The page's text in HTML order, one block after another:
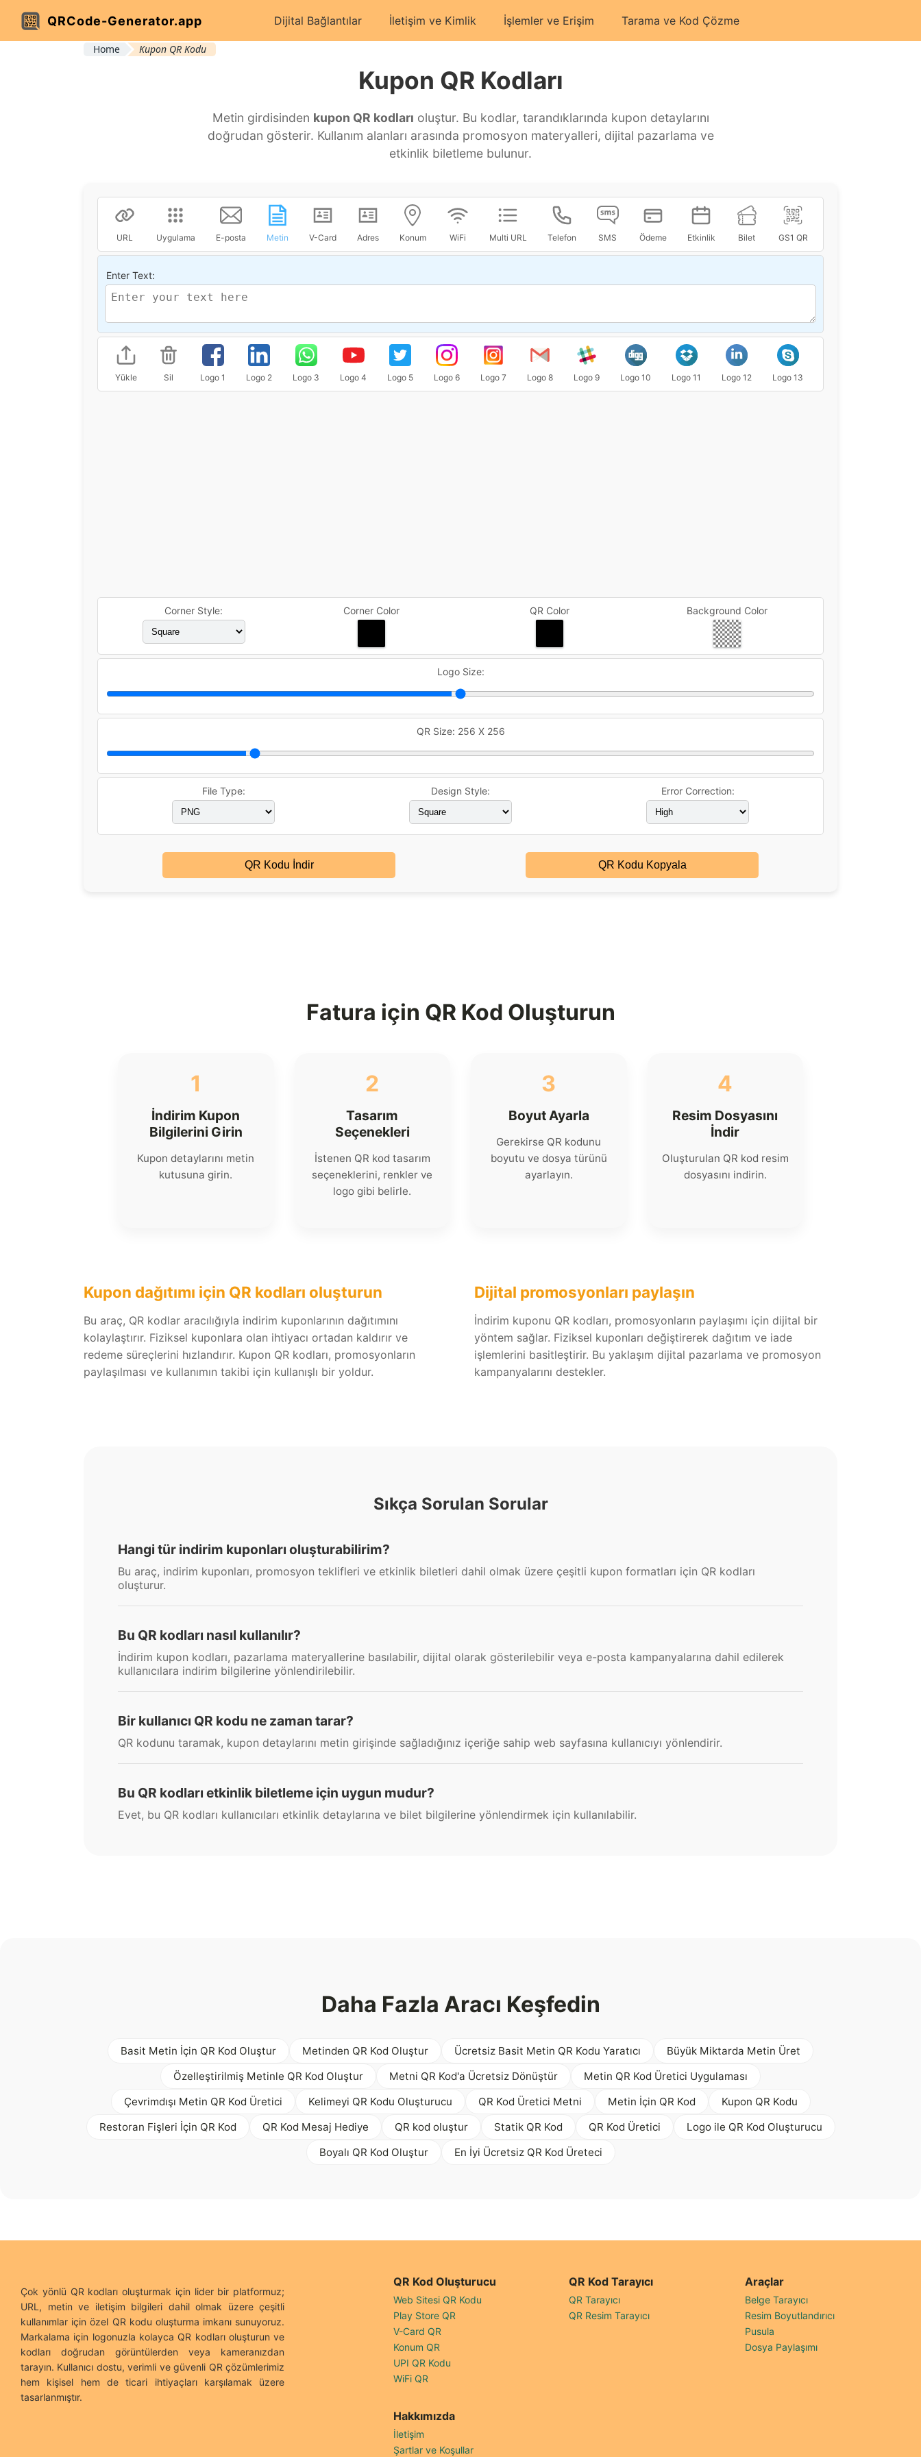
QRCode-Generator.app Dijital Bağlantılar İletişim ve Kimlik İşlemler ve Erişim Tarama ve Kod Çözme
Home Kupon QR Kodu
Kupon QR Kodları
Metin girdisinden kupon QR kodları oluştur. Bu kodlar, tarandıklarında kupon detaylarını
doğrudan gösterir. Kullanım alanları arasında promosyon materyalleri, dijital pazarlama ve
etkinlik biletleme bulunur.
URL Uygulama E-posta Metin V-Card Adres Konum WiFi Multi URL Telefon SMS Ödeme Etkinlik Bilet GS1 QR
Enter Text:
Yükle Sil Logo 1 Logo 2 Logo 3 Logo 4 Logo 5 Logo 6 Logo 7 Logo 8 Logo 9 Logo 10 Logo 11 Logo 12 Logo 13
Corner Style: Corner Color QR Color Background Color
Logo Size:
QR Size: 256 X 256
File Type: Design Style: Error Correction:
QR Kodu İndir QR Kodu Kopyala
Fatura için QR Kod Oluşturun
1
İndirim Kupon
Bilgilerini Girin
Kupon detaylarını metin
kutusuna girin.
2
Tasarım
Seçenekleri
İstenen QR kod tasarım
seçeneklerini, renkler ve
logo gibi belirle.
3
Boyut Ayarla
Gerekirse QR kodunu
boyutu ve dosya türünü
ayarlayın.
4
Resim Dosyasını
İndir
Oluşturulan QR kod resim
dosyasını indirin.
Kupon dağıtımı için QR kodları oluşturun
Bu araç, QR kodlar aracılığıyla indirim kuponlarının dağıtımını
kolaylaştırır. Fiziksel kuponlara olan ihtiyacı ortadan kaldırır ve
redeme süreçlerini hızlandırır. Kupon QR kodları, promosyonların
paylaşılması ve kullanımın takibi için kullanışlı bir yoldur.
Dijital promosyonları paylaşın
İndirim kuponu QR kodları, promosyonların paylaşımı için dijital bir
yöntem sağlar. Fiziksel kuponları değiştirerek dağıtım ve iade
işlemlerini basitleştirir. Bu yaklaşım dijital pazarlama ve promosyon
kampanyalarını destekler.
Sıkça Sorulan Sorular
Hangi tür indirim kuponları oluşturabilirim?
Bu araç, indirim kuponları, promosyon teklifleri ve etkinlik biletleri dahil olmak üzere çeşitli kupon formatları için QR kodları
oluşturur.
Bu QR kodları nasıl kullanılır?
İndirim kupon kodları, pazarlama materyallerine basılabilir, dijital olarak gösterilebilir veya e-posta kampanyalarına dahil edilerek
kullanıcılara indirim bilgilerine yönlendirilebilir.
Bir kullanıcı QR kodu ne zaman tarar?
QR kodunu taramak, kupon detaylarını metin girişinde sağladığınız içeriğe sahip web sayfasına kullanıcıyı yönlendirir.
Bu QR kodları etkinlik biletleme için uygun mudur?
Evet, bu QR kodları kullanıcıları etkinlik detaylarına ve bilet bilgilerine yönlendirmek için kullanılabilir.
Daha Fazla Aracı Keşfedin
Basit Metin İçin QR Kod Oluştur Metinden QR Kod Oluştur Ücretsiz Basit Metin QR Kodu Yaratıcı
Büyük Miktarda Metin Üret
Özelleştirilmiş Metinle QR Kod Oluştur
Metni QR Kod'a Ücretsiz Dönüştür
Metin QR Kod Üretici Uygulaması
Çevrimdışı Metin QR Kod Üretici
Kelimeyi QR Kodu Oluşturucu QR Kod Üretici Metni Metin İçin QR Kod
Kupon QR Kodu
Restoran Fişleri İçin QR Kod
QR Kod Mesaj Hediye QR kod oluştur Statik QR Kod QR Kod Üretici
Logo ile QR Kod Oluşturucu
Boyalı QR Kod Oluştur
En İyi Ücretsiz QR Kod Üreteci
Çok yönlü QR kodları oluşturmak için lider bir platformuz;
URL, metin ve iletişim bilgileri dahil olmak üzere çeşitli
kullanımlar için özel QR kodu oluşturma imkanı sunuyoruz.
Markalama için logonuzla kolayca QR kodları oluşturun ve
kodları doğrudan görüntülerden veya kameranızdan
tarayın. Kullanıcı dostu, verimli ve güvenli QR çözümlerimiz
hem kişisel hem de ticari ihtiyaçları karşılamak üzere
tasarlanmıştır.
QR Kod Oluşturucu
Web Sitesi QR Kodu
Play Store QR
V-Card QR
Konum QR
UPI QR Kodu
WiFi QR
QR Kod Tarayıcı
QR Tarayıcı
QR Resim Tarayıcı
Araçlar
Belge Tarayıcı
Resim Boyutlandırıcı
Pusula
Dosya Paylaşımı
Hakkımızda
İletişim
Şartlar ve Koşullar